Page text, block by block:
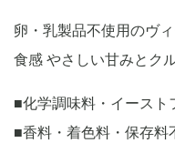
卵・乳製品不使用のヴ
食感 やさしい甘みとク
■化学調味料・イースト
■香料・着色料・保存料